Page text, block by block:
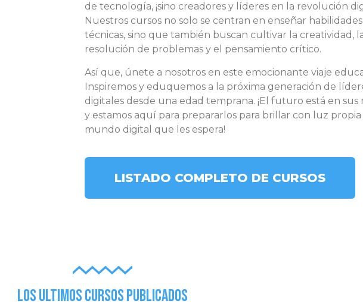
de tecnología, ¡sino creadores y líderes en la revolución
Nuestros cursos no solo se centran en enseñar habilidades
técnicas, sino que también buscan cultivar la creatividad,
resolución de problemas y el pensamiento crítico.
Así que, únete a nosotros en este emocionante viaje
Inspiremos y eduquemos a la próxima generación de
digitales desde una edad temprana. ¡El futuro está en sus
y estamos aquí para prepararlos para brillar con luz propia
mundo digital que les espera!
LISTADO COMPLETO DE CURSOS
Los ultimos cursos publicados